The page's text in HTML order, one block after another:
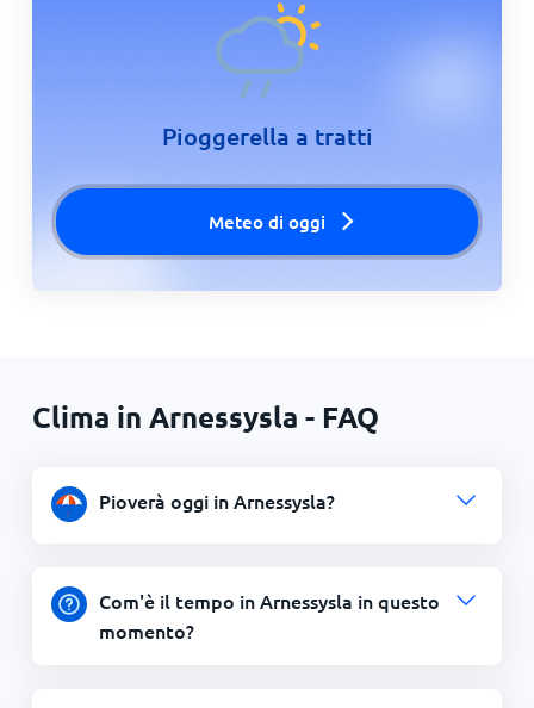
Pioggerella a tratti
Meteo di oggi
Clima in Arnessysla - FAQ
Pioverà oggi in Arnessysla?
Com'è il tempo in Arnessysla in questo
momento?